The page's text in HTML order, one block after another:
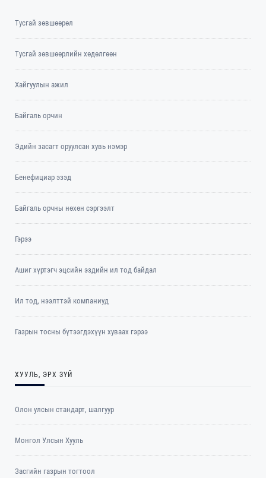
Тусгай зөвшөөрөл
Тусгай зөвшөөрлийн хөдөлгөөн
Хайгуулын ажил
Байгаль орчин
Эдийн засагт оруулсан хувь нэмэр
Бенефициар эзэд
Байгаль орчны нөхөн сэргээлт
Гэрээ
Ашиг хүртэгч эцсийн эздийн ил тод байдал
Ил тод, нээлттэй компаниуд
Газрын тосны бүтээгдэхүүн хуваах гэрээ
ХУУЛЬ, ЭРХ ЗҮЙ
Олон улсын стандарт, шалгуур
Монгол Улсын Хууль
Засгийн газрын тогтоол